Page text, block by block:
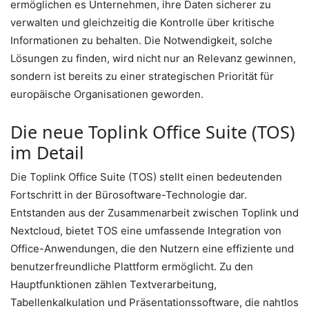
ermöglichen es Unternehmen, ihre Daten sicherer zu
verwalten und gleichzeitig die Kontrolle über kritische
Informationen zu behalten. Die Notwendigkeit, solche
Lösungen zu finden, wird nicht nur an Relevanz gewinnen,
sondern ist bereits zu einer strategischen Priorität für
europäische Organisationen geworden.
Die neue Toplink Office Suite (TOS)
im Detail
Die Toplink Office Suite (TOS) stellt einen bedeutenden
Fortschritt in der Bürosoftware-Technologie dar.
Entstanden aus der Zusammenarbeit zwischen Toplink und
Nextcloud, bietet TOS eine umfassende Integration von
Office-Anwendungen, die den Nutzern eine effiziente und
benutzerfreundliche Plattform ermöglicht. Zu den
Hauptfunktionen zählen Textverarbeitung,
Tabellenkalkulation und Präsentationssoftware, die nahtlos